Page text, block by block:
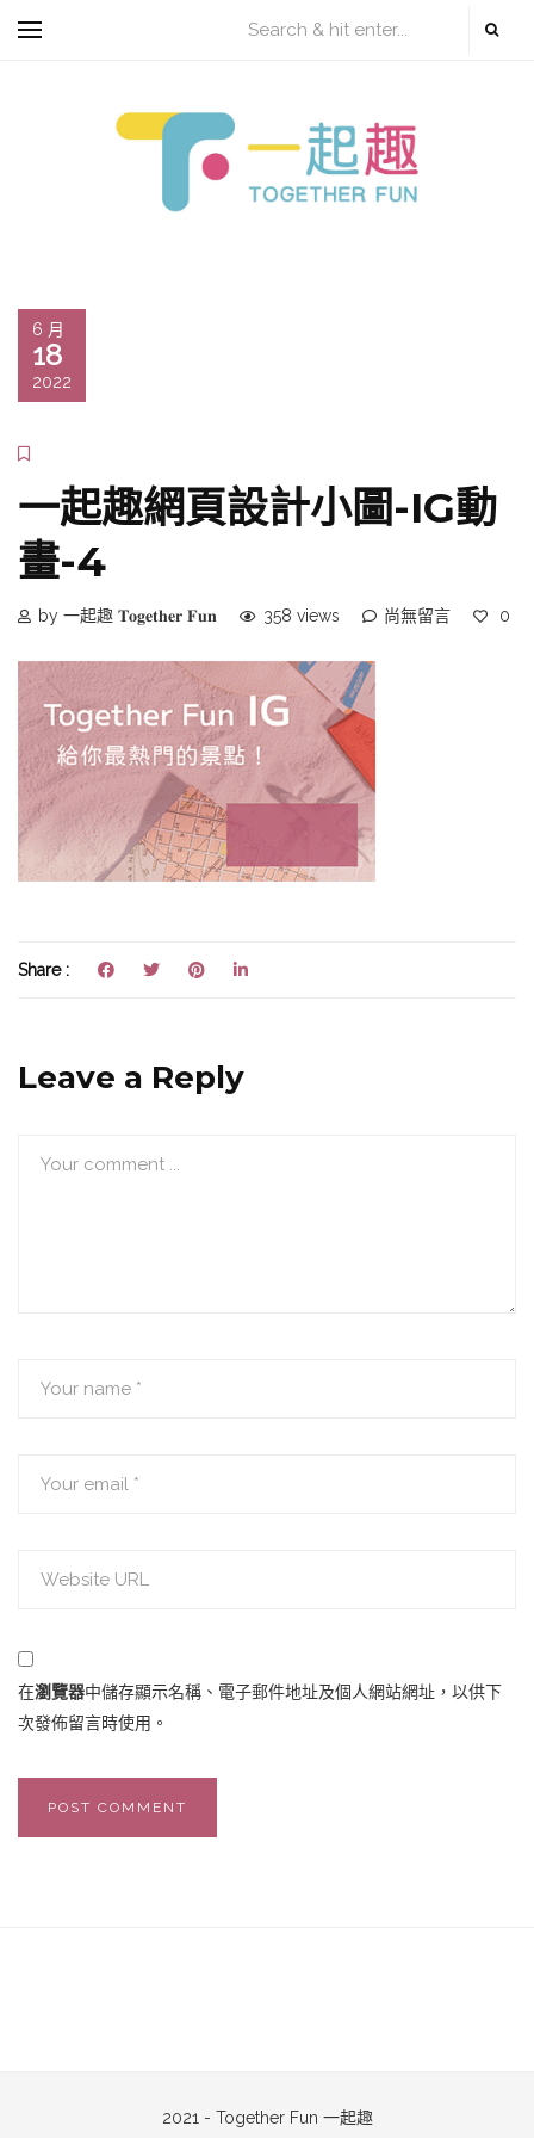
6 月
18
2022
一起趣網頁設計小圖-IG動
畫-4
by 一起趣 𝐓𝐨𝐠𝐞𝐭𝐡𝐞𝐫 𝐅𝐮𝐧 358 views 尚無留言 0
Share :
Leave a Reply
在瀏覽器中儲存顯示名稱、電子郵件地址及個人網站網址，以供下
次發佈留言時使用。
2021 - Together Fun 一起趣